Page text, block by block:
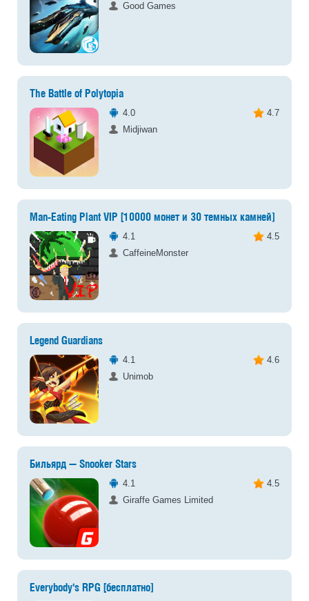
Good Games
The Battle of Polytopia
4.0
4.7
Midjiwan
Man-Eating Plant VIP [10000 монет и 30 темных камней]
4.1
4.5
CaffeineMonster
Legend Guardians
4.1
4.6
Unimob
Бильярд — Snooker Stars
4.1
4.5
Giraffe Games Limited
Everybody's RPG [бесплатно]